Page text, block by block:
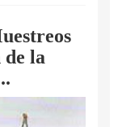
de la